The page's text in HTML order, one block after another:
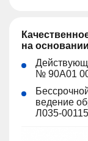
на основании
№ 90А01
ведение
Л035-